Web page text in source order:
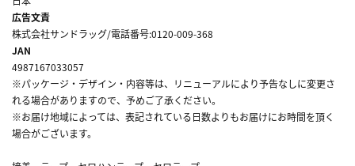
広告文責
株式会社サンドラッグ/電話番号:0120-009-368
JAN
4987167033057
※パッケージ・デザイン・内容等は、リニューアルにより予告なしに変更さ
れる場合がありますので、予めご了承ください。
※お届け地域によっては、表記されている日数よりもお届けにお時間を頂く
場合がございます。